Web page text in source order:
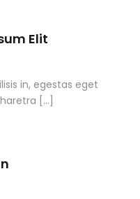
Elit
in, egestas eget
[…]